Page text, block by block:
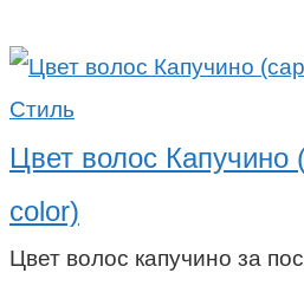
Стиль
Цвет волос Капучино
color)
Цвет волос капучино за